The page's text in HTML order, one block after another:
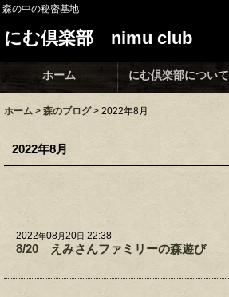
森の中の秘密基地
にむ倶楽部 nimu club
ホーム にむ倶楽部について
ホーム > 森のブログ > 2022年8月
2022年8月
2022年08月20日 22:38
8/20 えみさんファミリーの森遊び